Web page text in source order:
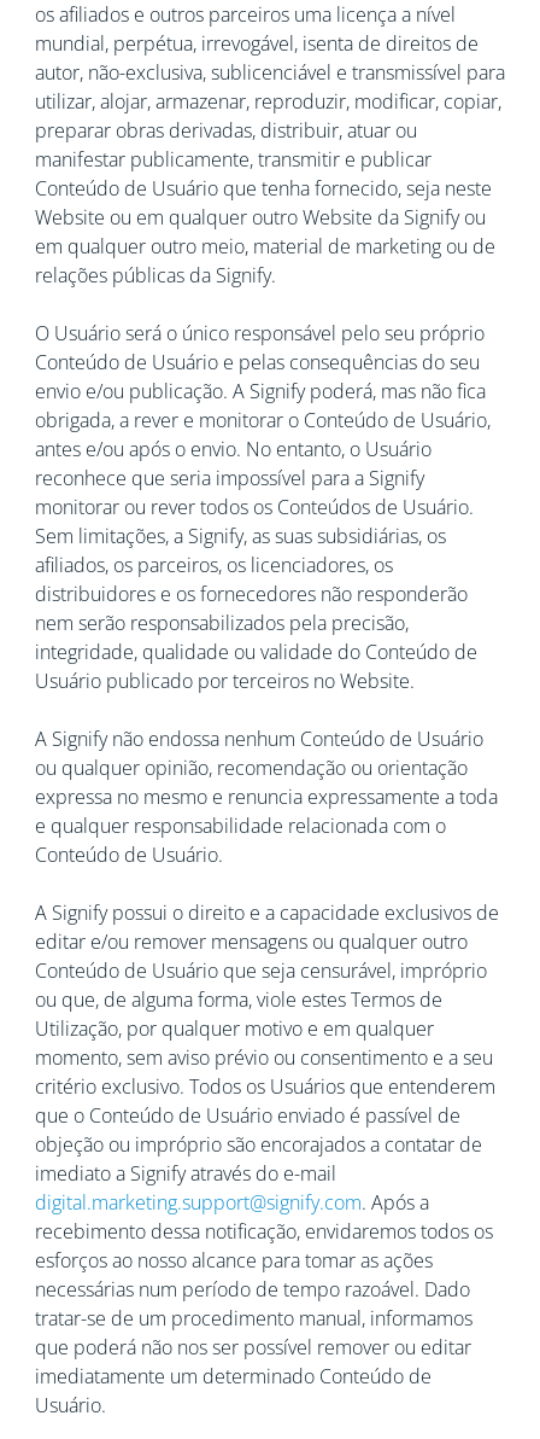
os afiliados e outros parceiros uma licença a nível
mundial, perpétua, irrevogável, isenta de direitos de
autor, não-exclusiva, sublicenciável e transmissível para
utilizar, alojar, armazenar, reproduzir, modificar, copiar,
preparar obras derivadas, distribuir, atuar ou
manifestar publicamente, transmitir e publicar
Conteúdo de Usuário que tenha fornecido, seja neste
Website ou em qualquer outro Website da Signify ou
em qualquer outro meio, material de marketing ou de
relações públicas da Signify.
O Usuário será o único responsável pelo seu próprio
Conteúdo de Usuário e pelas consequências do seu
envio e/ou publicação. A Signify poderá, mas não fica
obrigada, a rever e monitorar o Conteúdo de Usuário,
antes e/ou após o envio. No entanto, o Usuário
reconhece que seria impossível para a Signify
monitorar ou rever todos os Conteúdos de Usuário.
Sem limitações, a Signify, as suas subsidiárias, os
afiliados, os parceiros, os licenciadores, os
distribuidores e os fornecedores não responderão
nem serão responsabilizados pela precisão,
integridade, qualidade ou validade do Conteúdo de
Usuário publicado por terceiros no Website.
A Signify não endossa nenhum Conteúdo de Usuário
ou qualquer opinião, recomendação ou orientação
expressa no mesmo e renuncia expressamente a toda
e qualquer responsabilidade relacionada com o
Conteúdo de Usuário.
A Signify possui o direito e a capacidade exclusivos de
editar e/ou remover mensagens ou qualquer outro
Conteúdo de Usuário que seja censurável, impróprio
ou que, de alguma forma, viole estes Termos de
Utilização, por qualquer motivo e em qualquer
momento, sem aviso prévio ou consentimento e a seu
critério exclusivo. Todos os Usuários que entenderem
que o Conteúdo de Usuário enviado é passível de
objeção ou impróprio são encorajados a contatar de
imediato a Signify através do e-mail
digital.marketing.support@signify.com. Após a
recebimento dessa notificação, envidaremos todos os
esforços ao nosso alcance para tomar as ações
necessárias num período de tempo razoável. Dado
tratar-se de um procedimento manual, informamos
que poderá não nos ser possível remover ou editar
imediatamente um determinado Conteúdo de
Usuário.